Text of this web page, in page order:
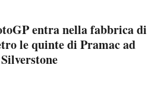
entra nella fabbrica di
le quinte di Pramac ad